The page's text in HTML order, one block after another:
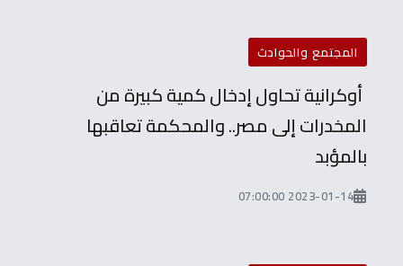
المجتمع والحوادث
أوكرانية تحاول إدخال كمية كبيرة من
المخدرات إلى مصر.. والمحكمة تعاقبها
بالمؤبد
2023-01-14 07:00:00